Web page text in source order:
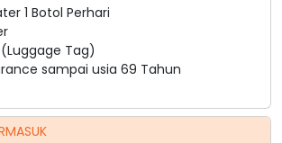
1 Botol Perhari
Tag)
sampai usia 69 Tahun